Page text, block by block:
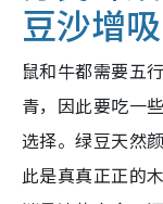
豆沙增
鼠和牛都需要五
青，因此要吃一
选择。绿豆天然
此是真真正正的